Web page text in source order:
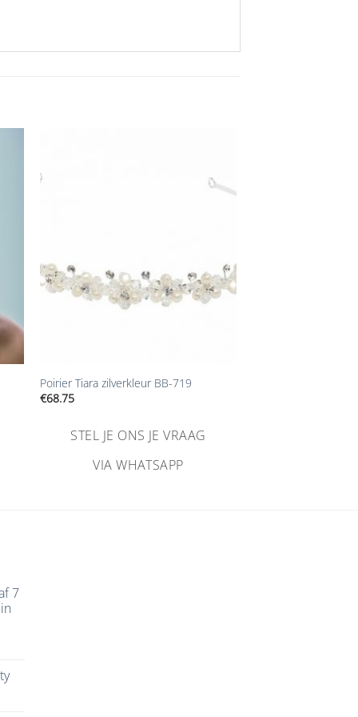
verlanglijst
toevoegen
Poirier Tiara zilverkleur BB-719
€68.75
STEL JE ONS JE VRAAG
VIA WHATSAPP
7